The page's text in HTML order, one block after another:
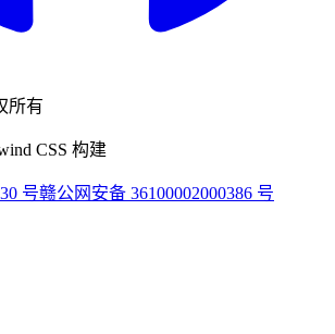
所有
CSS 构建
号赣公网安备 36100002000386 号